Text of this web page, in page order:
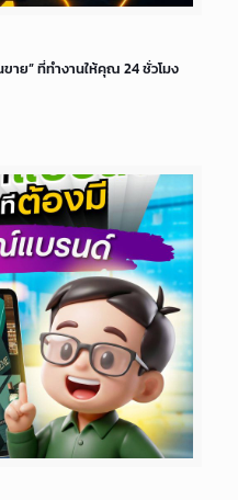
าย” ที่ทำงานให้คุณ 24 ชั่วโมง